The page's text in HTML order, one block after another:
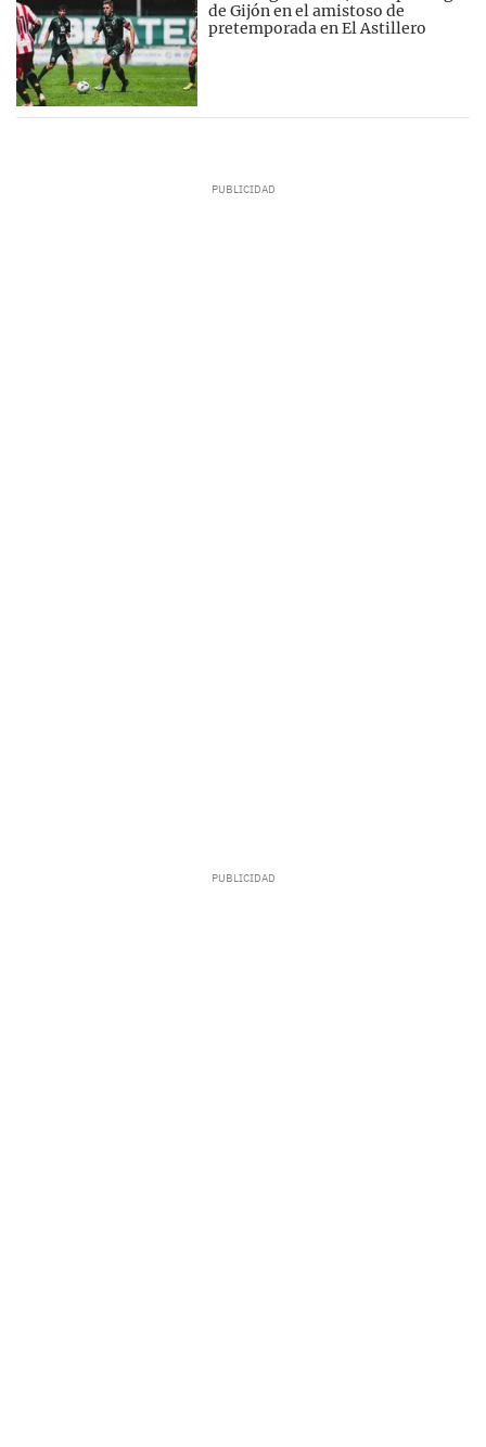
de Gijón en el amistoso de
pretemporada en El Astillero